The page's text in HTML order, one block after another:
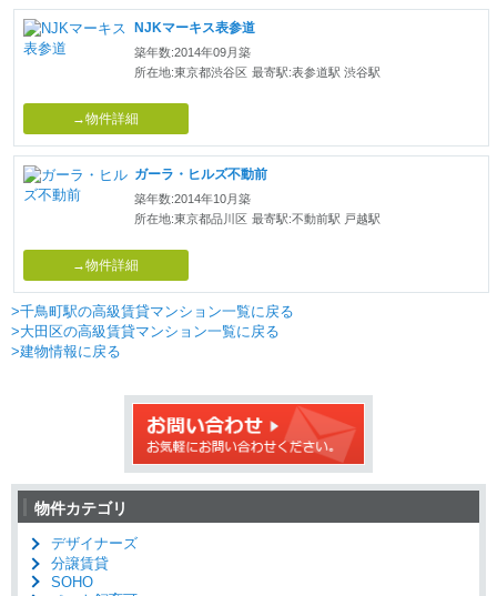
NJKマーキス表参道
築年数:2014年09月築
所在地:東京都渋谷区 最寄駅:表参道駅 渋谷駅
→物件詳細
ガーラ・ヒルズ不動前
築年数:2014年10月築
所在地:東京都品川区 最寄駅:不動前駅 戸越駅
→物件詳細
>千鳥町駅の高級賃貸マンション一覧に戻る
>大田区の高級賃貸マンション一覧に戻る
>建物情報に戻る
物件カテゴリ
デザイナーズ
分譲賃貸
SOHO